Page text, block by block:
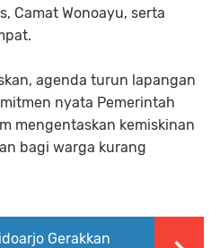
Camat Wonoayu, serta
agenda turun lapangan
nyata Pemerintah
mengentaskan kemiskinan
bagi warga kurang
Gerakkan